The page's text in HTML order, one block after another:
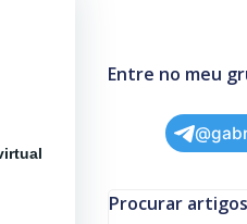
Entre no meu
Procurar artigos